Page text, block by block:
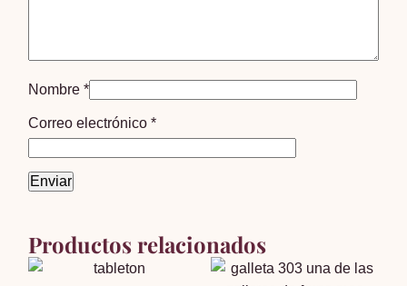
Nombre*
Correo electrónico*
Productos relacionados